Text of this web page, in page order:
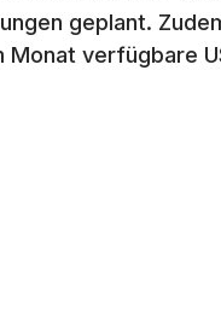
geplant.
verfügbare